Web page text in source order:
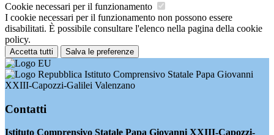
Cookie necessari per il funzionamento
I cookie necessari per il funzionamento non possono essere
disabilitati. È possibile consultare l'elenco nella pagina della cookie
policy.
Accetta tutti Salva le preferenze
Istituto Comprensivo Statale Papa Giovanni
XXIII-Capozzi-Galilei Valenzano
Contatti
Istituto Comprensivo Statale Papa Giovanni XXIII-Capozzi-